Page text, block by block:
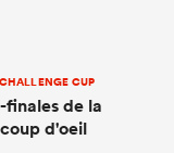
CUP
finales de la
d'oeil